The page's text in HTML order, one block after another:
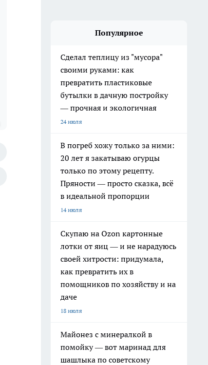
Популярное
Сделал теплицу из "мусора"
своими руками: как
превратить пластиковые
бутылки в дачную постройку
— прочная и экологичная
24 июля
В погреб хожу только за ними:
20 лет я закатываю огурцы
только по этому рецепту.
Пряности — просто сказка, всё
в идеальной пропорции
14 июля
Скупаю на Ozon картонные
лотки от яиц — и не нарадуюсь
своей хитрости: придумала,
как превратить их в
помощников по хозяйству и на
даче
18 июля
Майонез с минералкой в
помойку — вот маринад для
шашлыка по советскому